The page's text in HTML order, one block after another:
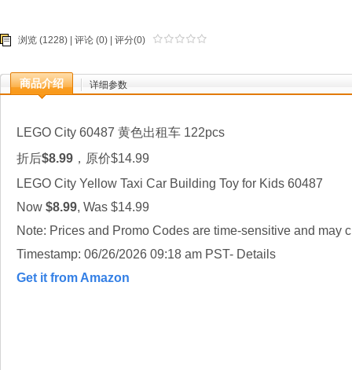
浏览 (1228) | 评论 (0) | 评分(0)
商品介绍 详细参数
LEGO City 60487 黄色出租车 122pcs
折后$8.99 ，原价$14.99
LEGO City Yellow Taxi Car Building Toy for Kids 60487
Now $8.99, Was $14.99
Note: Prices and Promo Codes are time-sensitive and may
Timestamp: 06/26/2026 09:18 am PST- Details
Get it from Amazon